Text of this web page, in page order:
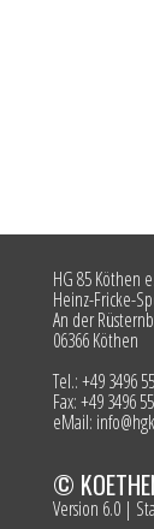
HG 85 Köthen
Heinz-Fricke-
An der
06366 Köthen
Tel.: +49 3496
Fax: +49 3496
eMail:
©
Version 6.0 |